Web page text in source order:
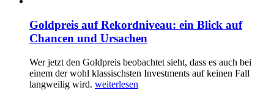
Goldpreis auf Rekordniveau: ein Blick auf
Chancen und Ursachen
Wer jetzt den Goldpreis beobachtet sieht, dass es auch bei
einem der wohl klassischsten Investments auf keinen Fall
langweilig wird. weiterlesen